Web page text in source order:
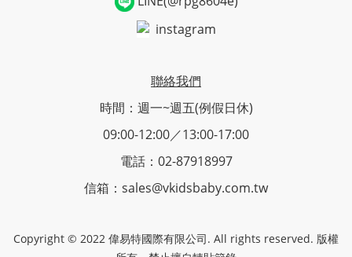
instagram
聯絡我們
時間：週一~週五(例假日休)
09:00-12:00／13:00-17:00
電話：02-87918997
信箱：sales@vkidsbaby.com.tw
Copyright © 2022 偉易特國際有限公司. All rights reserved. 版權